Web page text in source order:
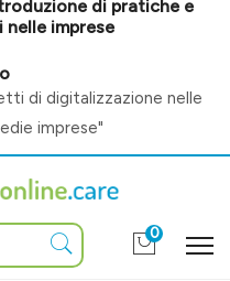
di pratiche e
imprese
di digitalizzazione nelle
imprese"
0